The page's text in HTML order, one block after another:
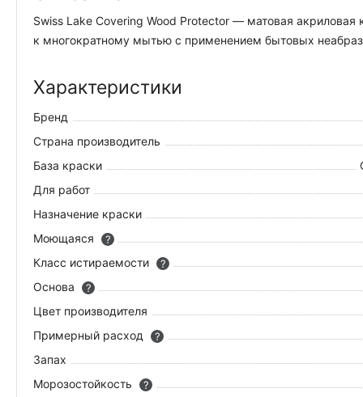
Swiss Lake Covering Wood Protector — матовая
к многократному мытью с применением бытовых
Характеристики
Бренд
Страна производитель
База краски
Для работ
Назначение краски
Моющаяся
?
Класс истираемости
?
Основа
?
Цвет производителя
Примерный расход
?
Запах
Морозостойкость
?